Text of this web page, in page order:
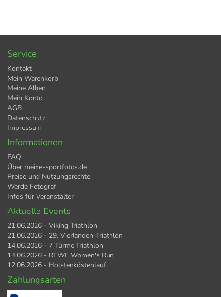
Service
Kontakt
Mein Warenkorb
Meine Alben
Mein Konto
AGB
Datenschutz
Impressum
Informationen
FAQ
Über meine-sportfotos.de
Preise und Nutzungsrechte
Werde Fotograf
Infos für Veranstalter
Aktuelle Events
21.06.2026 - Viking Triathlon
21.06.2026 - 29. Vierlanden-Triathlon
14.06.2026 - 7 Türme Triathlon
14.06.2026 - REWE Women's Run
12.06.2026 - Holstenköstenlauf
Zahlungsarten